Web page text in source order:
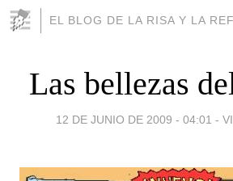
EL BLOG DE LA RISA Y LA
Las bellezas
12 DE JUNIO DE 2009 - 04:01 -